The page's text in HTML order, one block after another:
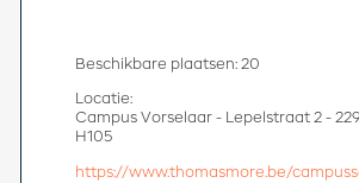
Beschikbare plaatsen: 20
Locatie:
Campus Vorselaar - Lepelstraat 2 -
H105
https://www.thomasmore.be/